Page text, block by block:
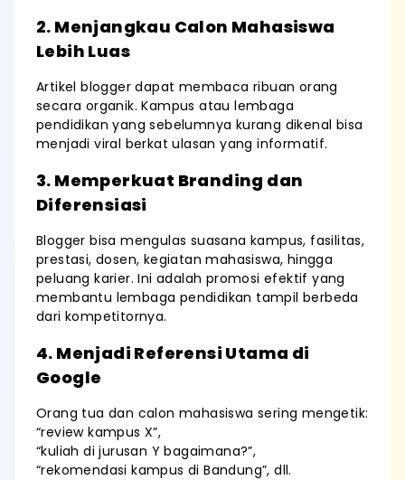
2. Menjangkau Calon Mahasiswa
Lebih Luas
Artikel blogger dapat membaca ribuan orang
secara organik. Kampus atau lembaga
pendidikan yang sebelumnya kurang dikenal bisa
menjadi viral berkat ulasan yang informatif.
3. Memperkuat Branding dan
Diferensiasi
Blogger bisa mengulas suasana kampus, fasilitas,
prestasi, dosen, kegiatan mahasiswa, hingga
peluang karier. Ini adalah promosi efektif yang
membantu lembaga pendidikan tampil berbeda
dari kompetitornya.
4. Menjadi Referensi Utama di
Google
Orang tua dan calon mahasiswa sering mengetik:
“review kampus X”,
“kuliah di jurusan Y bagaimana?”,
“rekomendasi kampus di Bandung”, dll.